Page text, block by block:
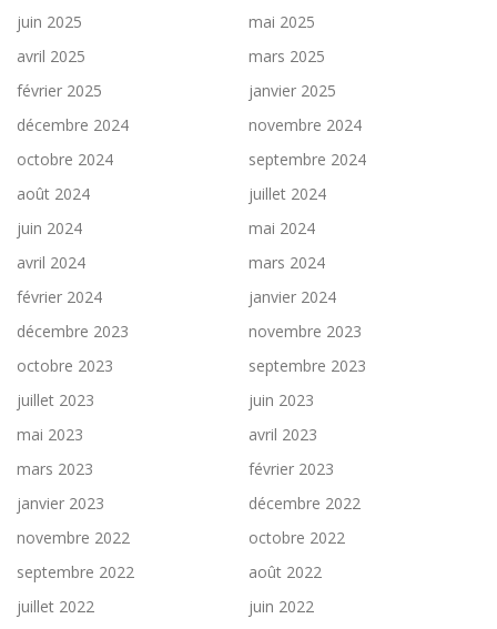
juin 2025
mai 2025
avril 2025
mars 2025
février 2025
janvier 2025
décembre 2024
novembre 2024
octobre 2024
septembre 2024
août 2024
juillet 2024
juin 2024
mai 2024
avril 2024
mars 2024
février 2024
janvier 2024
décembre 2023
novembre 2023
octobre 2023
septembre 2023
juillet 2023
juin 2023
mai 2023
avril 2023
mars 2023
février 2023
janvier 2023
décembre 2022
novembre 2022
octobre 2022
septembre 2022
août 2022
juillet 2022
juin 2022